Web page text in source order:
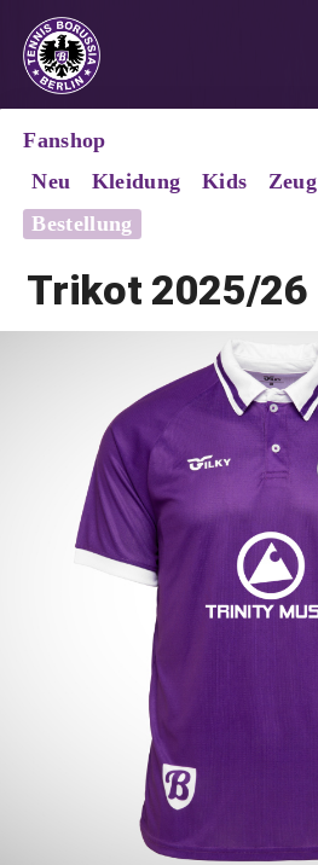
Fanshop
Neu
Kleidung Kids Zeug
Bestellung
Trikot 2025/26